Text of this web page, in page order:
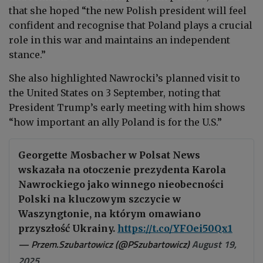
that she hoped “the new Polish president will feel
confident and recognise that Poland plays a crucial
role in this war and maintains an independent
stance.”
She also highlighted Nawrocki’s planned visit to
the United States on 3 September, noting that
President Trump’s early meeting with him shows
“how important an ally Poland is for the U.S.”
Georgette Mosbacher w Polsat News
wskazała na otoczenie prezydenta Karola
Nawrockiego jako winnego nieobecności
Polski na kluczowym szczycie w
Waszyngtonie, na którym omawiano
przyszłość Ukrainy. https://t.co/YFOei50Qx1
— Przem.Szubartowicz (@PSzubartowicz)August 19,